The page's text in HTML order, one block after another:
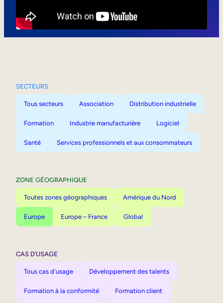
SECTEURS
Tous secteurs Association Distribution industrielle
Formation Industrie manufacturière Logiciel
Santé Services professionnels et aux consommateurs
ZONE GÉOGRAPHIQUE
Toutes zones géographiques Amérique du Nord
Europe Europe – France Global
CAS D’USAGE
Tous cas d'usage Développement des talents
Formation à la conformité Formation client